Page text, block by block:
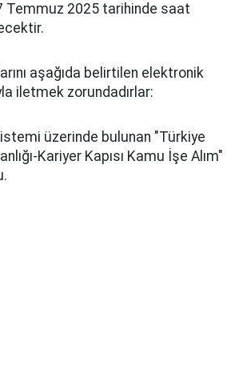
Temmuz 2025 tarihinde saat
aşağıda belirtilen elektronik
iletmek zorundadırlar:
üzerinde bulunan "Türkiye
Kariyer Kapısı Kamu İşe Alım"